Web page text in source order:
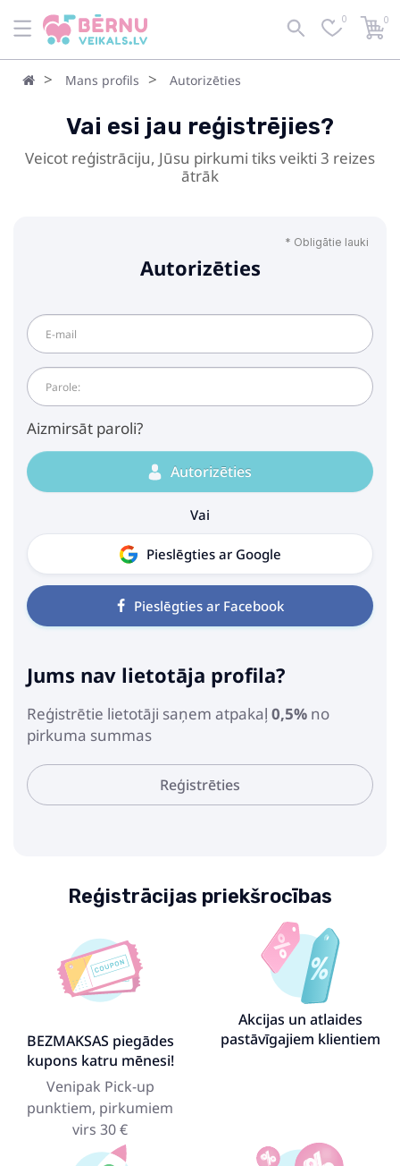
0 0
Mans profils Autorizēties
Vai esi jau reģistrējies?
Veicot reģistrāciju, Jūsu pirkumi tiks veikti 3 reizes
ātrāk
Autorizēties
* Obligātie lauki
Aizmirsāt paroli?
Autorizēties
Vai
Pieslēgties ar Google
Pieslēgties ar Facebook
Jums nav lietotāja profila?
Reģistrētie lietotāji saņem atpakaļ 0,5% no
pirkuma summas
Reģistrēties
Reģistrācijas priekšrocības
BEZMAKSAS piegādes
kupons katru mēnesi!
Venipak Pick-up
punktiem, pirkumiem
virs 30 €
Akcijas un atlaides
pastāvīgajiem klientiem